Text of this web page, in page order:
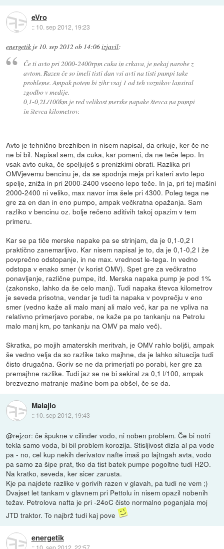
eVro
:: 10. sep 2012, 19:23
energetik je 10. sep 2012 ob 14:06izjavil:
Če ti avto pri 2000-2400rpm cuka in crkava, je nekaj narobe z
avtom. Razen če so imeli tisti dan vsi avti na tisti pumpi take
probleme. Ampak potem bi zihr vsaj 1 od teh voznikov lansiral
zgodbo v medije.
0,1-0,2L/100km je red velikost merske napake števca na pumpi
in števca kilometrov.
Avto je tehnično brezhiben in nisem napisal, da crkuje, ker če ne
ne bi bil. Napisal sem, da cuka, kar pomeni, da ne teče lepo. In
vsak avto cuka, če speljuješ s prenizkimi obrati. Razlika pri
OMVjevemu bencinu je, da se spodnja meja pri kateri avto lepo
spelje, zniža in pri 2000-2400 vseeno lepo teče. In ja, pri tej mašini
2000-2400 ni veliko, max navor ima šele pri 4300. Poleg tega ne
gre za en dan in eno pumpo, ampak večkratna opažanja. Sam
razliko v bencinu oz. bolje rečeno aditivih takoj opazim v tem
primeru.
Kar se pa tiče merske napake pa se strinjam, da je 0,1-0,2 l
praktično zanemarljivo. Kar nisem napisal je to, da je 0,1-0,2 l že
povprečno odstopanje, in ne max. vrednost le-tega. In vedno
odstopa v enako smer (v korist OMV). Spet gre za večkratno
ponavljanje, različne pumpe, itd. Merska napaka pump je pod 1%
(zakonsko, lahko da še celo manj). Tudi napaka števca kilometrov
je seveda prisotna, vendar je tudi ta napaka v povprečju v eno
smer (vedno kaže ali malo manj ali malo več, kar pa ne vpliva na
relativno primerjavo porabe, ne kaže pa po tankanju na Petrolu
malo manj km, po tankanju na OMV pa malo več).
Skratka, po mojih amaterskih meritvah, je OMV rahlo boljši, ampak
še vedno velja da so razlike tako majhne, da je lahko situacija tudi
čisto drugačna. Goriv se ne da primerjati po porabi, ker gre za
premajhne razlike. Tudi jaz se ne bi sekiral za 0,1 l/100, ampak
brezvezno matranje mašine bom pa obšel, če se da.
Malajlo
:: 10. sep 2012, 19:43
@rejzor: če špukne v cilinder vodo, ni noben problem. Če bi notri
tekla samo voda, bi bil problem korozija. Stisljivost dizla al pa vode
pa - no, cel kup nekih derivatov nafte imaš po lajtngah avta, vodo
pa samo za šipe prat, tko da tist batek pumpe pogoltne tudi H2O.
Na kratko, seveda, ker sicer zarusta.
Kje pa najdete razlike v gorivih razen v glavah, pa tudi ne vem ;)
Dvajset let tankam v glavnem pri Pettolu in nisem opazil nobenih
težav. Petrolova nafta je pri -24oC čisto normalno poganjala moj
JTD traktor. To najbrž tudi kaj pove
energetik